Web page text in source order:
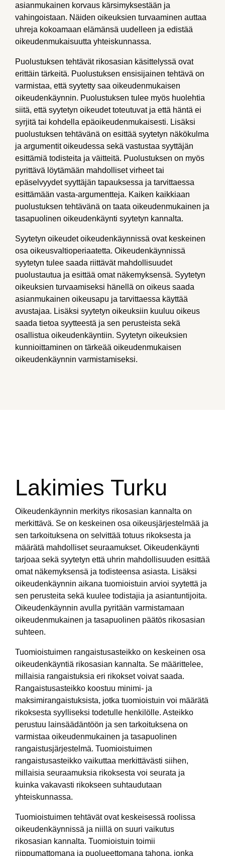
asianmukainen korvaus kärsimyksestään ja
vahingoistaan. Näiden oikeuksien turvaaminen auttaa
uhreja kokoamaan elämänsä uudelleen ja edistää
oikeudenmukaisuutta yhteiskunnassa.
Puolustuksen tehtävät rikosasian käsittelyssä ovat
erittäin tärkeitä. Puolustuksen ensisijainen tehtävä on
varmistaa, että syytetty saa oikeudenmukaisen
oikeudenkäynnin. Puolustuksen tulee myös huolehtia
siitä, että syytetyn oikeudet toteutuvat ja että häntä ei
syrjitä tai kohdella epäoikeudenmukaisesti. Lisäksi
puolustuksen tehtävänä on esittää syytetyn näkökulma
ja argumentit oikeudessa sekä vastustaa syyttäjän
esittämiä todisteita ja väitteitä. Puolustuksen on myös
pyrittävä löytämään mahdolliset virheet tai
epäselvyydet syyttäjän tapauksessa ja tarvittaessa
esittämään vasta-argumentteja. Kaiken kaikkiaan
puolustuksen tehtävänä on taata oikeudenmukainen ja
tasapuolinen oikeudenkäynti syytetyn kannalta.
Syytetyn oikeudet oikeudenkäynnissä ovat keskeinen
osa oikeusvaltioperiaatetta. Oikeudenkäynnissä
syytetyn tulee saada riittävät mahdollisuudet
puolustautua ja esittää omat näkemyksensä. Syytetyn
oikeuksien turvaamiseksi hänellä on oikeus saada
asianmukainen oikeusapu ja tarvittaessa käyttää
avustajaa. Lisäksi syytetyn oikeuksiin kuuluu oikeus
saada tietoa syytteestä ja sen perusteista sekä
osallistua oikeudenkäyntiin. Syytetyn oikeuksien
kunnioittaminen on tärkeää oikeudenmukaisen
oikeudenkäynnin varmistamiseksi.
Lakimies Turku
Oikeudenkäynnin merkitys rikosasian kannalta on
merkittävä. Se on keskeinen osa oikeusjärjestelmää ja
sen tarkoituksena on selvittää totuus rikoksesta ja
määrätä mahdolliset seuraamukset. Oikeudenkäynti
tarjoaa sekä syytetyn että uhrin mahdollisuuden esittää
omat näkemyksensä ja todisteensa asiasta. Lisäksi
oikeudenkäynnin aikana tuomioistuin arvioi syytettä ja
sen perusteita sekä kuulee todistajia ja asiantuntijoita.
Oikeudenkäynnin avulla pyritään varmistamaan
oikeudenmukainen ja tasapuolinen päätös rikosasian
suhteen.
Tuomioistuimen rangaistusasteikko on keskeinen osa
oikeudenkäyntiä rikosasian kannalta. Se määrittelee,
millaisia rangaistuksia eri rikokset voivat saada.
Rangaistusasteikko koostuu minimi- ja
maksimirangaistuksista, jotka tuomioistuin voi määrätä
rikoksesta syylliseksi todetulle henkilölle. Asteikko
perustuu lainsäädäntöön ja sen tarkoituksena on
varmistaa oikeudenmukainen ja tasapuolinen
rangaistusjärjestelmä. Tuomioistuimen
rangaistusasteikko vaikuttaa merkittävästi siihen,
millaisia seuraamuksia rikoksesta voi seurata ja
kuinka vakavasti rikokseen suhtaudutaan
yhteiskunnassa.
Tuomioistuimen tehtävät ovat keskeisessä roolissa
oikeudenkäynnissä ja niillä on suuri vaikutus
rikosasian kannalta. Tuomioistuin toimii
riippumattomana ja puolueettomana tahona, jonka